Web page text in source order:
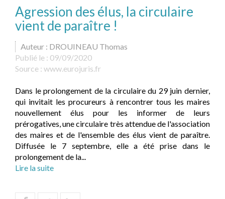
Agression des élus, la circulaire
vient de paraître !
Auteur : DROUINEAU Thomas
Publié le : 09/09/2020
Source : www.eurojuris.fr
Dans le prolongement de la circulaire du 29 juin dernier,
qui invitait les procureurs à rencontrer tous les maires
nouvellement élus pour les informer de leurs
prérogatives, une circulaire très attendue de l'association
des maires et de l'ensemble des élus vient de paraître.
Diffusée le 7 septembre, elle a été prise dans le
prolongement de la...
Lire la suite